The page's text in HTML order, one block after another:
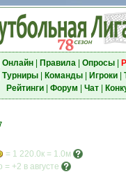
Онлайн| Правила| Опросы|
Турниры| Команды| Игроки|
Рейтинги| Форум Чат|
= 1 220.0к = 1.0м
= +2 в августе